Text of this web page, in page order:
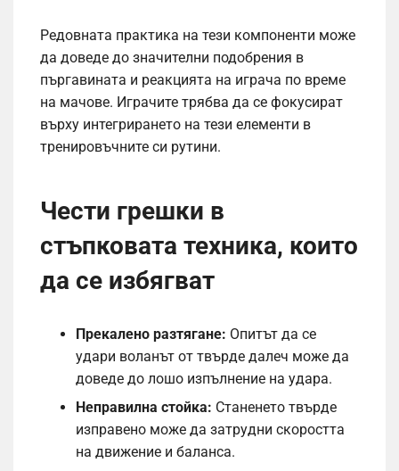
Редовната практика на тези компоненти може
да доведе до значителни подобрения в
пъргавината и реакцията на играча по време
на мачове. Играчите трябва да се фокусират
върху интегрирането на тези елементи в
тренировъчните си рутини.
Чести грешки в
стъпковата техника, които
да се избягват
Прекалено разтягане: Опитът да се
удари воланът от твърде далеч може да
доведе до лошо изпълнение на удара.
Неправилна стойка: Станенето твърде
изправено може да затрудни скоростта
на движение и баланса.